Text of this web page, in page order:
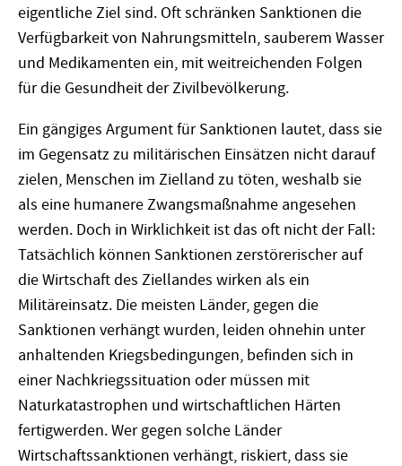
eigentliche Ziel sind. Oft schränken Sanktionen die
Verfügbarkeit von Nahrungsmitteln, sauberem Wasser
und Medikamenten ein, mit weitreichenden Folgen
für die Gesundheit der Zivilbevölkerung.
Ein gängiges Argument für Sanktionen lautet, dass sie
im Gegensatz zu militärischen Einsätzen nicht darauf
zielen, Menschen im Zielland zu töten, weshalb sie
als eine humanere Zwangsmaßnahme angesehen
werden. Doch in Wirklichkeit ist das oft nicht der Fall:
Tatsächlich können Sanktionen zerstörerischer auf
die Wirtschaft des Ziellandes wirken als ein
Militäreinsatz. Die meisten Länder, gegen die
Sanktionen verhängt wurden, leiden ohnehin unter
anhaltenden Kriegsbedingungen, befinden sich in
einer Nachkriegssituation oder müssen mit
Naturkatastrophen und wirtschaftlichen Härten
fertigwerden. Wer gegen solche Länder
Wirtschaftssanktionen verhängt, riskiert, dass sie